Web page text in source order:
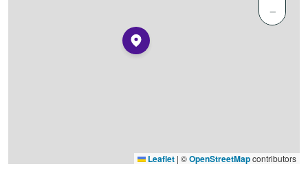
−
Leaflet | ©OpenStreetMapcontributors